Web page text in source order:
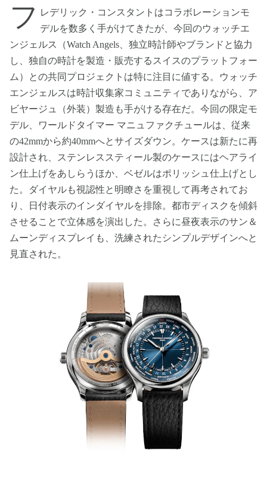
フ
レデリック・コンスタントはコラボレーションモ
デルを数多く手がけてきたが、今回のウォッチエ
ンジェルス（Watch Angels、独立時計師やブランドと協力
し、独自の時計を製造・販売するスイスのプラットフォー
ム）との共同プロジェクトは特に注目に値する。ウォッチ
エンジェルスは時計収集家コミュニティでありながら、ア
ビヤージュ（外装）製造も手がける存在だ。今回の限定モ
デル、ワールドタイマー マニュファクチュールは、従来
の42mmから約40mmへとサイズダウン。ケースは新たに再
設計され、ステンレススティール製のケースにはヘアライ
ン仕上げをあしらうほか、ベゼルはポリッシュ仕上げとし
た。ダイヤルも視認性と明瞭さを重視して再考されてお
り、日付表示のインダイヤルを排除。都市ディスクを傾斜
させることで立体感を演出した。さらに昼夜表示のサン＆
ムーンディスプレイも、洗練されたシンプルデザインへと
見直された。